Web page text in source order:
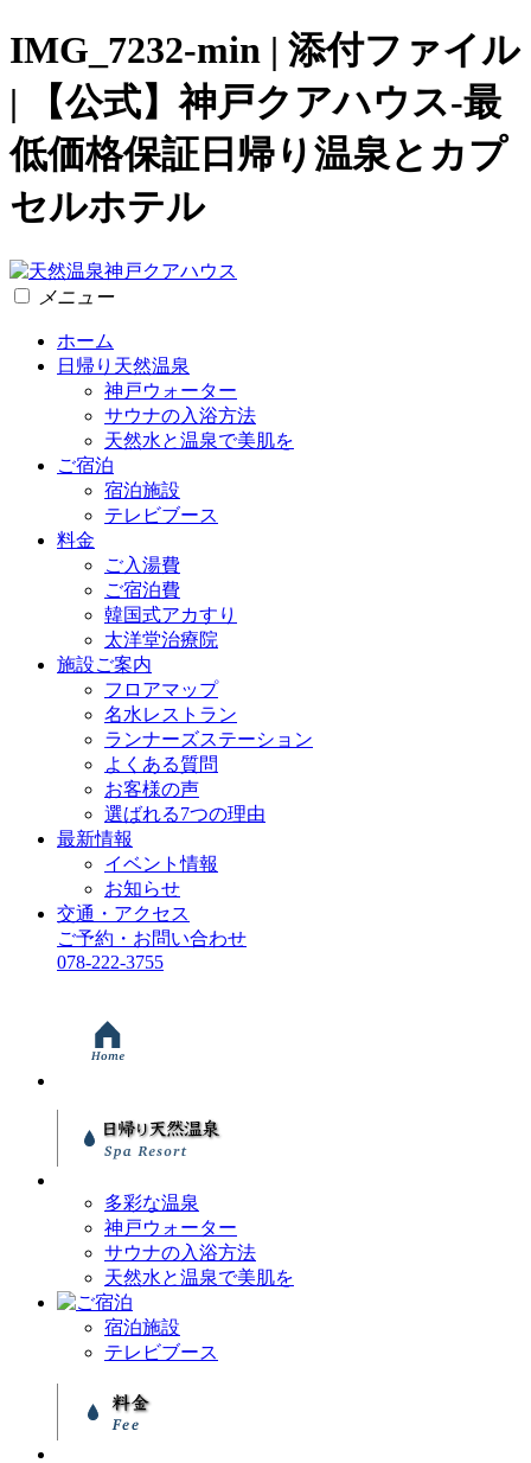
IMG_7232-min | 添付ファイル
| 【公式】神戸クアハウス-最
低価格保証日帰り温泉とカプ
セルホテル
メニュー
ホーム
日帰り天然温泉
神戸ウォーター
サウナの入浴方法
天然水と温泉で美肌を
ご宿泊
宿泊施設
テレビブース
料金
ご入湯費
ご宿泊費
韓国式アカすり
太洋堂治療院
施設ご案内
フロアマップ
名水レストラン
ランナーズステーション
よくある質問
お客様の声
選ばれる7つの理由
最新情報
イベント情報
お知らせ
交通・アクセス
ご予約・お問い合わせ
078-222-3755
多彩な温泉
神戸ウォーター
サウナの入浴方法
天然水と温泉で美肌を
宿泊施設
テレビブース